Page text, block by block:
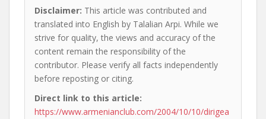
Disclaimer: This article was contributed and
translated into English by Talalian Arpi. While we
strive for quality, the views and accuracy of the
content remain the responsibility of the
contributor. Please verify all facts independently
before reposting or citing.
Direct link to this article:
https://www.armenianclub.com/2004/10/10/dirigea